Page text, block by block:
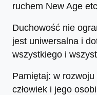
ruchem New Age
Duchowość nie
jest uniwersalna i
wszystkiego i
Pamiętaj: w
człowiek i jego